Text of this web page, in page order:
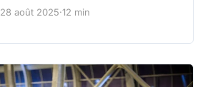
28 août 2025·12 min